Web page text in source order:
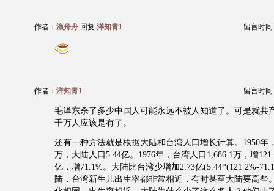
作者： 漁舟舟 回复 洋知青1 留言时间
作者： 洋知青1 留言时间
毛泽东杀了多少中国人可能永远不被人知道了。可是就共
千万人应该是有了。
还有一种方法就是根据大陆和台湾人口增长计算。1950年
万，大陆人口5.44亿。1976年，台湾人口1,686.1万，增
亿，增71.1%。大陆比台湾少增加2.73亿(5.44*(121.2%-
陆，台湾新生儿出生率都非常相近，有时甚至大陆要高些